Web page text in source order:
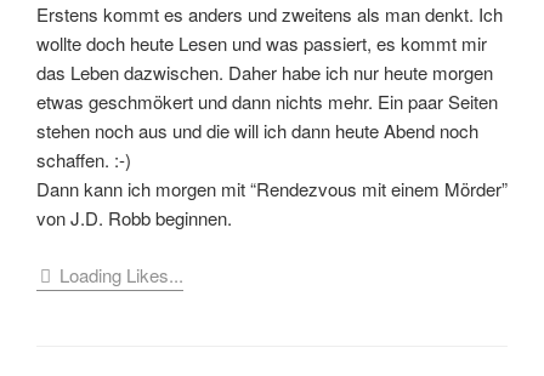
Erstens kommt es anders und zweitens als man denkt. Ich
wollte doch heute Lesen und was passiert, es kommt mir
das Leben dazwischen. Daher habe ich nur heute morgen
etwas geschmökert und dann nichts mehr. Ein paar Seiten
stehen noch aus und die will ich dann heute Abend noch
schaffen. :-)
Dann kann ich morgen mit “Rendezvous mit einem Mörder”
von J.D. Robb beginnen.
Loading Likes...